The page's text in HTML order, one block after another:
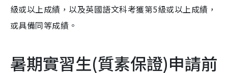
級或以上成績，以及英國語文科考獲第5級或以上成績，
或具備同等成績。
暑期實習生(質素保證)申請前